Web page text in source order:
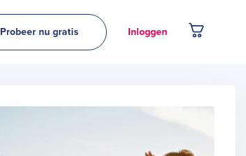
Probeer nu gratis Inloggen